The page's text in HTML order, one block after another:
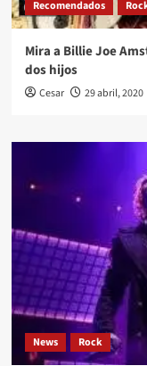
Recomendados
Mira a Billie Joe
dos hijos
Cesar 29 abril, 2020
News Rock